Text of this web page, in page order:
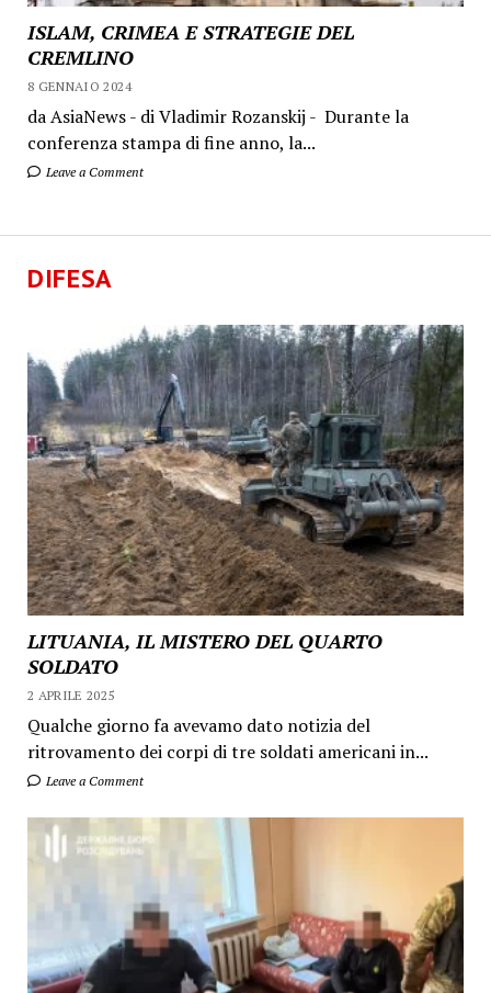
ISLAM, CRIMEA E STRATEGIE DEL
CREMLINO
8 GENNAIO 2024
da AsiaNews - di Vladimir Rozanskij - Durante la
conferenza stampa di fine anno, la...
Leave a Comment
DIFESA
LITUANIA, IL MISTERO DEL QUARTO
SOLDATO
2 APRILE 2025
Qualche giorno fa avevamo dato notizia del
ritrovamento dei corpi di tre soldati americani in...
Leave a Comment